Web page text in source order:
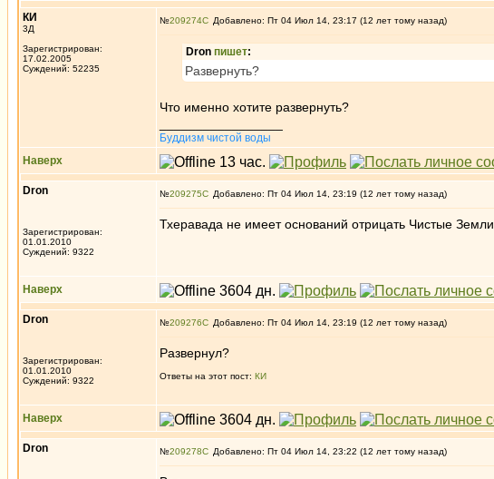
КИ
3Д
Зарегистрирован:
17.02.2005
Суждений: 52235
№209274 Добавлено: Пт 04 Июл 14, 23:17 (12 лет тому назад)
Dron пишет:
Развернуть?
Что именно хотите развернуть?
Буддизм чистой воды
Наверх
Dron
Зарегистрирован:
01.01.2010
Суждений: 9322
№209275 Добавлено: Пт 04 Июл 14, 23:19 (12 лет тому назад)
Тхеравада не имеет оснований отрицать Чистые Земли.
Наверх
Dron
Зарегистрирован:
01.01.2010
Суждений: 9322
№209276 Добавлено: Пт 04 Июл 14, 23:19 (12 лет тому назад)
Развернул?
Ответы на этот пост: КИ
Наверх
Dron №209278 Добавлено: Пт 04 Июл 14, 23:22 (12 лет тому назад)